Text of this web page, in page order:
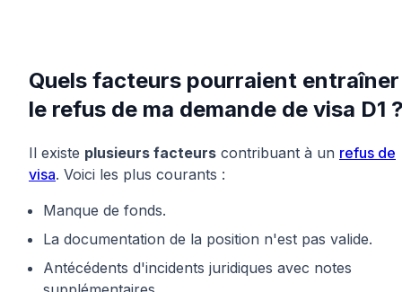
Quels facteurs pourraient entraîner
le refus de ma demande de visa D1
Il existe plusieurs facteurs contribuant à un refus de
visa. Voici les plus courants :
Manque de fonds.
La documentation de la position n'est pas valide.
Antécédents d'incidents juridiques avec notes